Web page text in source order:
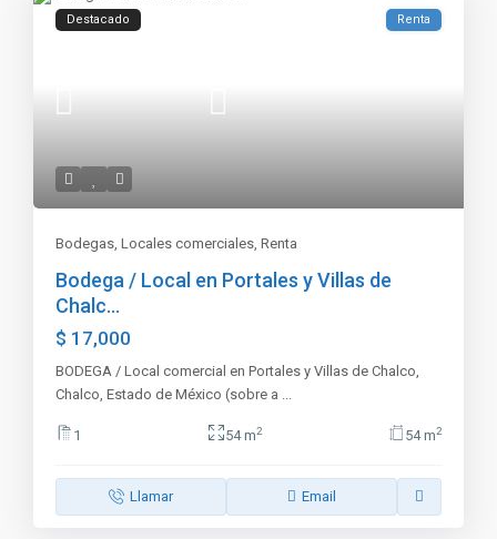
Destacado Renta
Bodegas ,Locales comerciales ,Renta
Bodega / Local en Portales y Villas de
Chalc...
$ 17,000
BODEGA / Local comercial en Portales y Villas de Chalco,
Chalco, Estado de México (sobre a
1 54 m2 54 m2
Llamar Email